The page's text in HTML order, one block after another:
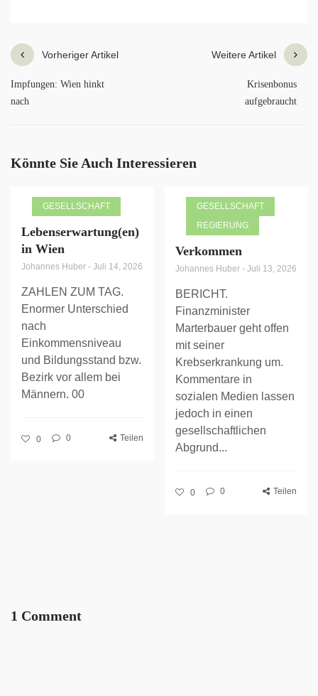
Vorheriger Artikel
Impfungen: Wien hinkt
nach
Weitere Artikel
Krisenbonus
aufgebraucht
Könnte Sie Auch Interessieren
GESELLSCHAFT
Lebenserwartung(en)
in Wien
Johannes Huber - Juli 14, 2026
ZAHLEN ZUM TAG.
Enormer Unterschied
nach
Einkommensniveau
und Bildungsstand bzw.
Bezirk vor allem bei
Männern. 00
0 0 Teilen
GESELLSCHAFT
REGIERUNG
Verkommen
Johannes Huber - Juli 13, 2026
BERICHT.
Finanzminister
Marterbauer geht offen
mit seiner
Krebserkrankung um.
Kommentare in
sozialen Medien lassen
jedoch in einen
gesellschaftlichen
Abgrund...
0 0 Teilen
1 Comment